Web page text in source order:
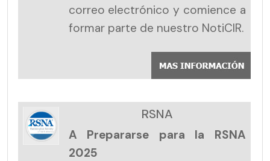
correo electrónico y comience a
formar parte de nuestro NotiCIR.
RSNA
A Prepararse para la RSNA
2025